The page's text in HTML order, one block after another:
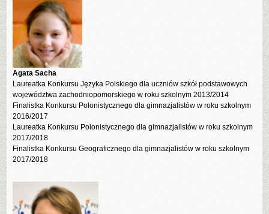
Agata Sacha
Laureatka Konkursu Języka Polskiego dla uczniów szkół podstawowych
województwa zachodniopomorskiego w roku szkolnym 2013/2014
Finalistka Konkursu Polonistycznego dla gimnazjalistów w roku szkolnym
2016/2017
Laureatka Konkursu Polonistycznego dla gimnazjalistów w roku szkolnym
2017/2018
Finalistka Konkursu Geograficznego dla gimnazjalistów w roku szkolnym
2017/2018